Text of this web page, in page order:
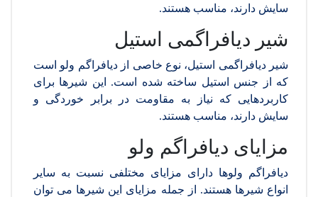
سایش دارند، مناسب هستند.
شیر دیافراگمی استیل
شیر دیافراگمی استیل، نوع خاصی از دیافراگم ولو است
که از جنس استیل ساخته شده است. این شیرها برای
کاربردهایی که نیاز به مقاومت در برابر خوردگی و
سایش دارند، مناسب هستند.
مزایای دیافراگم ولو
دیافراگم ولوها دارای مزایای مختلفی نسبت به سایر
انواع شیرها هستند. از جمله مزایای این شیرها می توان